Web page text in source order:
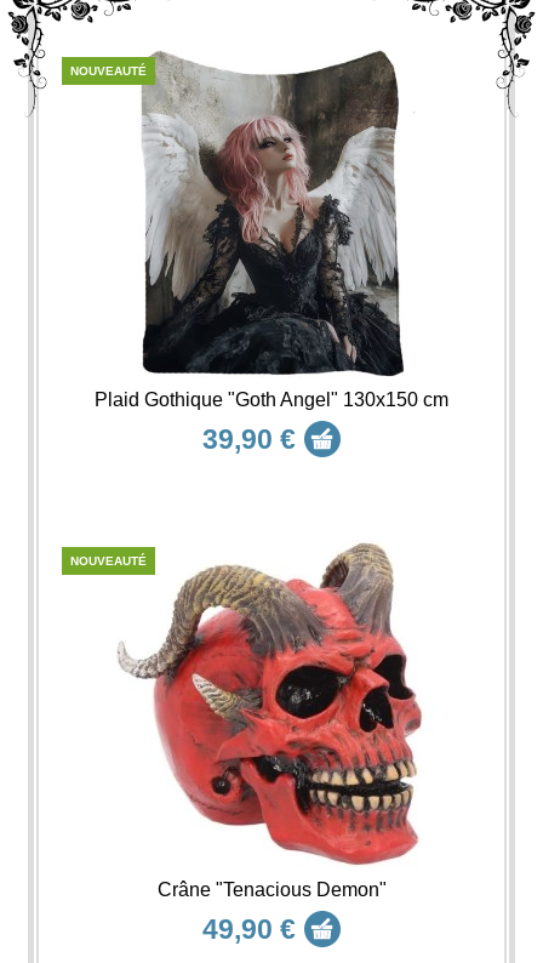
NOUVEAUTÉ
Plaid Gothique "Goth Angel" 130x150 cm
39,90 €
NOUVEAUTÉ
Crâne "Tenacious Demon"
49,90 €